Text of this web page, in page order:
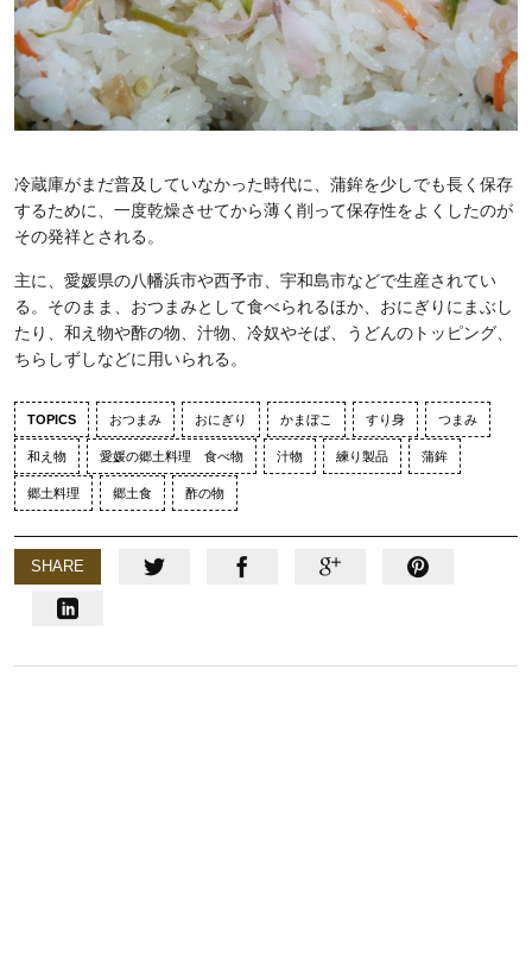
冷蔵庫がまだ普及していなかった時代に、蒲鉾を少しでも長く保存
するために、一度乾燥させてから薄く削って保存性をよくしたのが
その発祥とされる。
主に、愛媛県の八幡浜市や西予市、宇和島市などで生産されてい
る。そのまま、おつまみとして食べられるほか、おにぎりにまぶし
たり、和え物や酢の物、汁物、冷奴やそば、うどんのトッピング、
ちらしずしなどに用いられる。
TOPICS おつまみ おにぎり かまぼこ すり身 つまみ
和え物 愛媛の郷土料理 食べ物 汁物 練り製品 蒲鉾
郷土料理 郷土食 酢の物
SHARE